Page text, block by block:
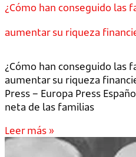
¿Cómo han conseguido las
aumentar su riqueza
¿Cómo han conseguido las
aumentar su riqueza
Press – Europa Press
neta de las familias
Leer más »